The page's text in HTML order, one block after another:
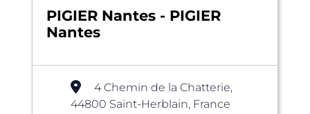
PIGIER Nantes - PIGIER
Nantes
4 Chemin de la Chatterie,
44800 Saint-Herblain, France